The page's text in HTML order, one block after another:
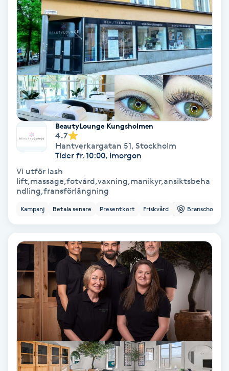
Pigmentbehandling
Pigmentfläckar
Plastikkirurgi
Powder brows
Power Yoga
PRX-T33
Radiofrekvens
Rakning
Reflexologi
BeautyLounge Kungsholmen
4.7
Hantverkargatan 51, Stockholm
Tider fr. 10:00, Imorgon
Vi utför lash
lift,massage,fotvård,vaxning,manikyr,ansiktsbeha
ndling,fransförlängning
Kampanj Betala senare Presentkort Friskvård Branschorg.